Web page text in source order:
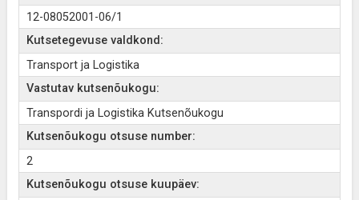
12-08052001-06/1
Kutsetegevuse valdkond:
Transport ja Logistika
Vastutav kutsenõukogu:
Transpordi ja Logistika Kutsenõukogu
Kutsenõukogu otsuse number:
2
Kutsenõukogu otsuse kuupäev: